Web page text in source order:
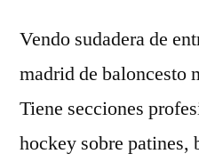
Vendo sudadera de
madrid de baloncesto
Tiene secciones
hockey sobre patines,